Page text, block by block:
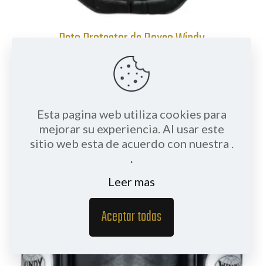
Peto Protector de Boxeo Windy
Valorado
con
5.00
250.00€
Esta pagina web utiliza cookies para
mejorar su experiencia. Al usar este
sitio web esta de acuerdo con nuestra .
.
Leer mas
Aceptar todas